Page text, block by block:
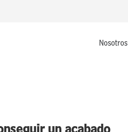
Nosotros
un acabado